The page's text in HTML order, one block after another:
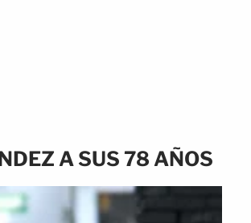
A SUS 78 AÑOS